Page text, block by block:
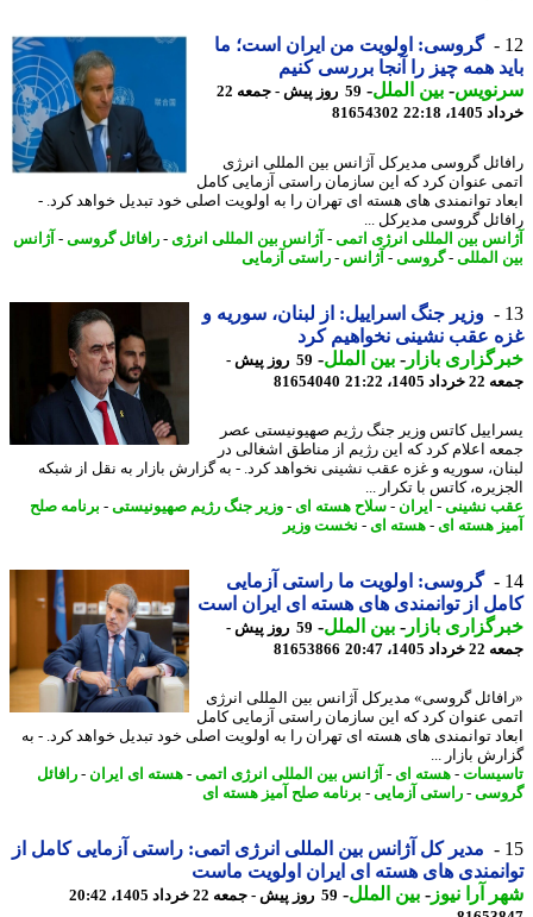
گروسی: اولویت من ایران است؛ ما
همه چیز را آنجا بررسی کنیم
-بین الملل-
59 روز پیش - جمعه 22
22:18
81654302
گروسی مدیرکل آژانس بین المللی انرژی
عنوان کرد که این سازمان راستی آزمایی کامل
توانمندی های هسته ای تهران را به اولویت اصلی خود تبدیل خواهد کرد. -
گروسی مدیرکل ...
بین المللی انرژی اتمی -آژانس بین المللی انرژی-رافائل گروسی-آژانس
المللی-گروسی-آژانس -راستی آزمایی
وزیر جنگ اسراییل: از لبنان، سوریه و
عقب نشینی نخواهیم کرد
بازار- بین الملل-
59 روز پیش -
21:22
81654040
کاتس وزیر جنگ رژیم صهیونیستی عصر
اعلام کرد که این رژیم از مناطق اشغالی در
سوریه و غزه عقب نشینی نخواهد کرد. - به گزارش بازار به نقل از شبکه
کاتس با تکرار ...
نشینی-ایران - سلاح هسته ای- وزیر جنگ رژیم صهیونیستی-برنامه صلح
هسته ای- هسته ای- نخست وزیر
گروسی: اولویت ما راستی آزمایی
از توانمندی های هسته ای ایران است
بازار- بین الملل-
59 روز پیش -
20:47
81653866
گروسی» مدیرکل آژانس بین المللی انرژی
عنوان کرد که این سازمان راستی آزمایی کامل
توانمندی های هسته ای تهران را به اولویت اصلی خود تبدیل خواهد کرد. - به
بازار ...
-هسته ای- آژانس بین المللی انرژی اتمی -هسته ای ایران -
رافائل
-راستی آزمایی-برنامه صلح آمیز هسته ای
مدیر کل آژانس بین المللی انرژی اتمی: راستی آزمایی کامل از
های هسته ای ایران اولویت ماست
آرا نیوز-بین الملل-59 روز پیش - جمعه 22 خرداد 1405، 20:42